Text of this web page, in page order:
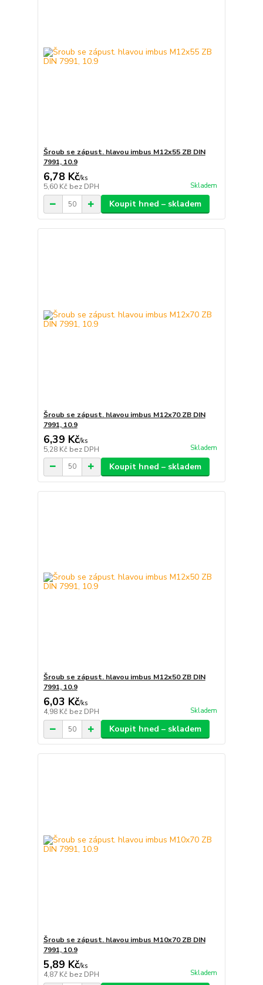
Šroub se zápust. hlavou imbus M12x55 ZB DIN
7991, 10.9
6,78 Kč/ks
5,60 Kč bez DPH Skladem
Koupit hned – skladem
Šroub se zápust. hlavou imbus M12x70 ZB DIN
7991, 10.9
6,39 Kč/ks
5,28 Kč bez DPH Skladem
Koupit hned – skladem
Šroub se zápust. hlavou imbus M12x50 ZB DIN
7991, 10.9
6,03 Kč/ks
4,98 Kč bez DPH Skladem
Koupit hned – skladem
Šroub se zápust. hlavou imbus M10x70 ZB DIN
7991, 10.9
5,89 Kč/ks
4,87 Kč bez DPH Skladem